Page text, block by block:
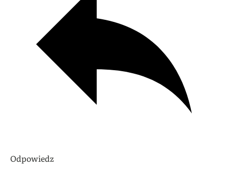
Odpowiedz